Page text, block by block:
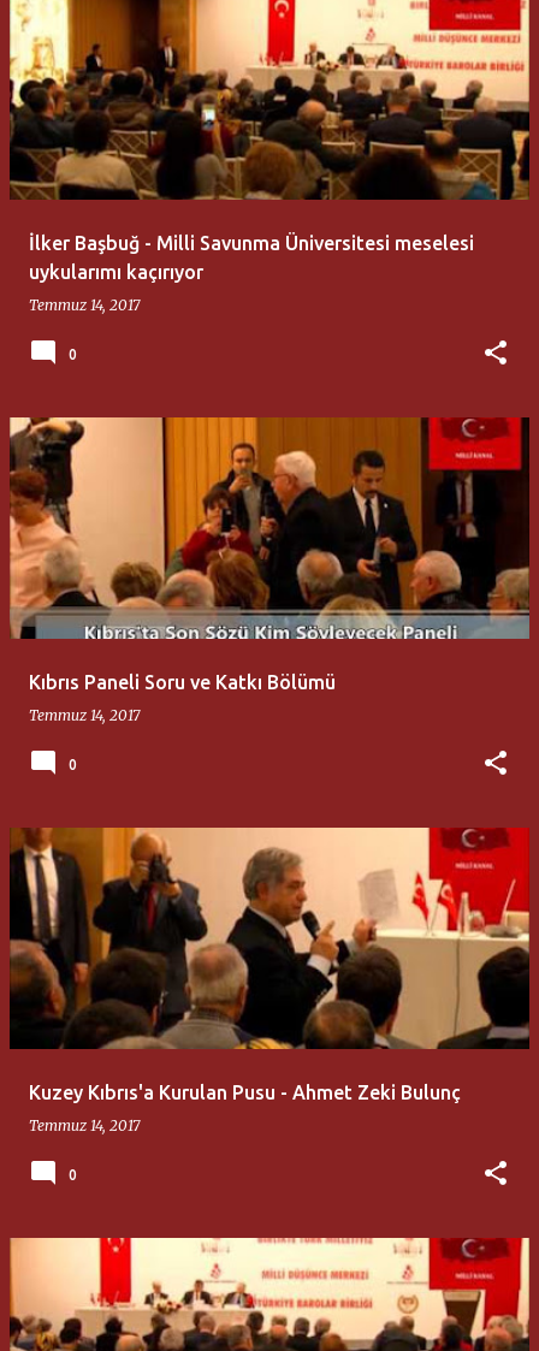
K
a
y
t
İlker Başbuğ - Milli Savunma Üniversitesi meselesi
uykularımı kaçırıyor
Temmuz 14, 2017
0
Kıbrıs Paneli Soru ve Katkı Bölümü
Temmuz 14, 2017
0
Kuzey Kıbrıs'a Kurulan Pusu - Ahmet Zeki Bulunç
Temmuz 14, 2017
0